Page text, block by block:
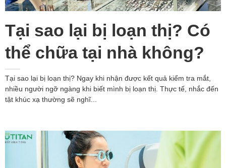
Tại sao lại bị loạn thị? Có
thể chữa tại nhà không?
Tại sao lại bị loạn thị? Ngay khi nhận được kết quả kiểm tra mắt,
nhiều người ngỡ ngàng khi biết mình bị loạn thị. Thực tế, nhắc đến
tật khúc xạ thường sẽ nghĩ...